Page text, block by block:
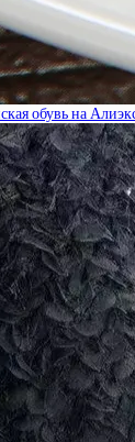
обувь на